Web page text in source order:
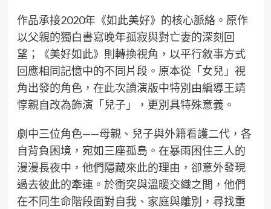
作品承接2020年《如此美好》的核心脈絡。原作
以父親的獨白書寫晚年孤寂與對亡妻的深刻回
望；《美好如此》則轉換視角，以平行敘事方式
回應相同記憶中的不同片段。原本從「女兒」視
角出發的角色，在此次讀演版中特別由編導王靖
惇親自改為飾演「兒子」，更別具特殊意義。
劇中三位角色——母親、兒子與外籍看護二代，各
自背負困境，宛如三座孤島。在暴雨困住三人的
漫漫長夜中，他們隱藏來此的理由，卻意外發現
過去彼此的牽連。於衝突與溫暖交織之間，他們
在不同生命階段面對自我、家庭與離別，尋找重